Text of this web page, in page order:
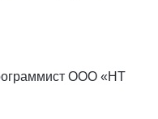
ООО «НТ